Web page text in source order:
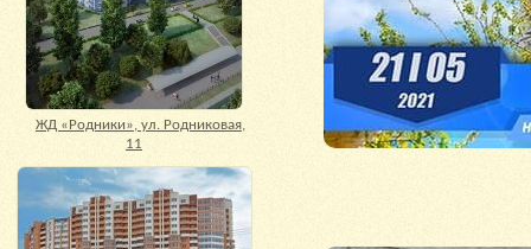
ЖД «Родники», ул. Родниковая,
11